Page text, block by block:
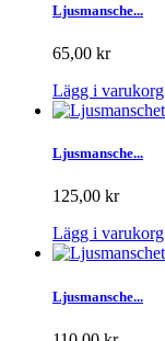
Ljusmansche...
65,00 kr
Lägg i varukorg
Ljusmansche...
125,00 kr
Lägg i varukorg
Ljusmansche...